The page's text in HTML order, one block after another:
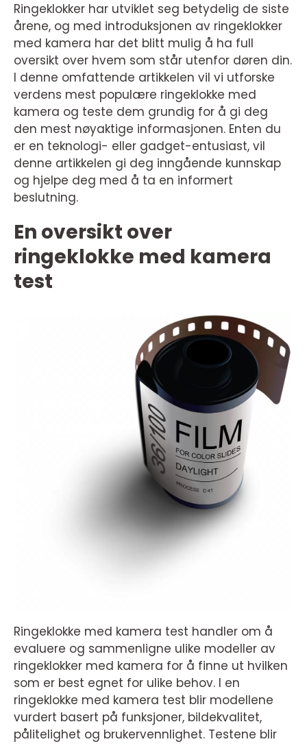
Ringeklokker har utviklet seg betydelig de siste
årene, og med introduksjonen av ringeklokker
med kamera har det blitt mulig å ha full
oversikt over hvem som står utenfor døren din.
I denne omfattende artikkelen vil vi utforske
verdens mest populære ringeklokke med
kamera og teste dem grundig for å gi deg
den mest nøyaktige informasjonen. Enten du
er en teknologi- eller gadget-entusiast, vil
denne artikkelen gi deg inngående kunnskap
og hjelpe deg med å ta en informert
beslutning.
En oversikt over
ringeklokke med kamera
test
Ringeklokke med kamera test handler om å
evaluere og sammenligne ulike modeller av
ringeklokker med kamera for å finne ut hvilken
som er best egnet for ulike behov. I en
ringeklokke med kamera test blir modellene
vurdert basert på funksjoner, bildekvalitet,
pålitelighet og brukervennlighet. Testene blir